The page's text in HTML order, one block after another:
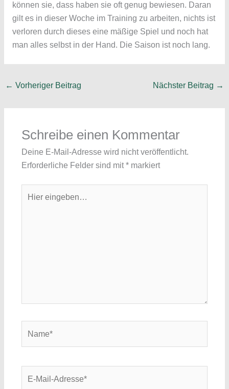
können sie, dass haben sie oft genug bewiesen. Daran
gilt es in dieser Woche im Training zu arbeiten, nichts ist
verloren durch dieses eine mäßige Spiel und noch hat
man alles selbst in der Hand. Die Saison ist noch lang.
← Vorheriger Beitrag Nächster Beitrag →
Schreibe einen Kommentar
Deine E-Mail-Adresse wird nicht veröffentlicht.
Erforderliche Felder sind mit*markiert
eingeben…